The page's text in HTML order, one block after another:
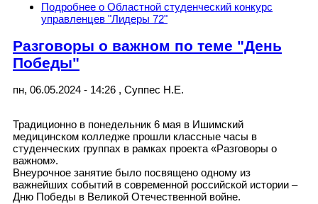
Подробнее о Областной студенческий конкурс
управленцев "Лидеры 72"
Разговоры о важном по теме "День
Победы"
пн, 06.05.2024 - 14:26 , Суппес Н.Е.
Традиционно в понедельник 6 мая в Ишимский
медицинском колледже прошли классные часы в
студенческих группах в рамках проекта «Разговоры о
важном».
Внеурочное занятие было посвящено одному из
важнейших событий в современной российской истории –
Дню Победы в Великой Отечественной войне.